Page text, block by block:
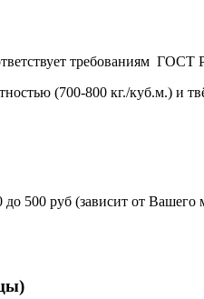
требованиям ГОСТ
(700-800 кг./куб.м.) и
500 руб (зависит от